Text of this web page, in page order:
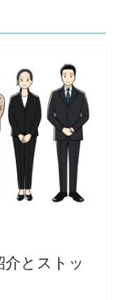
とストッ